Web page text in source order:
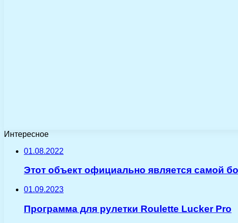
Интересное
01.08.2022
Этот объект официально является самой
01.09.2023
Программа для рулетки Roulette Lucker Pro